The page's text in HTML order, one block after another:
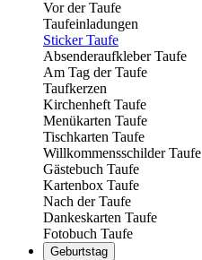
Vor der Taufe
Taufeinladungen
Sticker Taufe
Absenderaufkleber Taufe
Am Tag der Taufe
Taufkerzen
Kirchenheft Taufe
Menükarten Taufe
Tischkarten Taufe
Willkommensschilder Taufe
Gästebuch Taufe
Kartenbox Taufe
Nach der Taufe
Dankeskarten Taufe
Fotobuch Taufe
Geburtstag